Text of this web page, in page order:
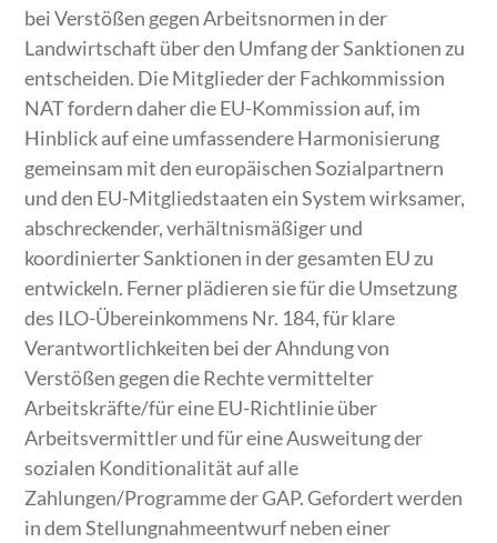
bei Verstößen gegen Arbeitsnormen in der
Landwirtschaft über den Umfang der Sanktionen zu
entscheiden. Die Mitglieder der Fachkommission
NAT fordern daher die EU-Kommission auf, im
Hinblick auf eine umfassendere Harmonisierung
gemeinsam mit den europäischen Sozialpartnern
und den EU-Mitgliedstaaten ein System wirksamer,
abschreckender, verhältnismäßiger und
koordinierter Sanktionen in der gesamten EU zu
entwickeln. Ferner plädieren sie für die Umsetzung
des ILO-Übereinkommens Nr. 184, für klare
Verantwortlichkeiten bei der Ahndung von
Verstößen gegen die Rechte vermittelter
Arbeitskräfte/für eine EU-Richtlinie über
Arbeitsvermittler und für eine Ausweitung der
sozialen Konditionalität auf alle
Zahlungen/Programme der GAP. Gefordert werden
in dem Stellungnahmeentwurf neben einer